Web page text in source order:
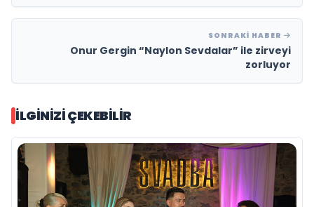
SONRAKI HABER
Onur Gergin “Naylon Sevdalar” ile zirveyi
zorluyor
İLGINIZI ÇEKEBILIR